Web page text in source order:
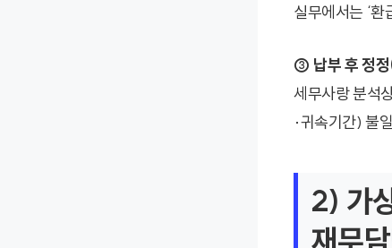
실무에서는 ‘환
③ 납부 후 정정
세무사랑 분석
·귀속기간) 불
2) 가
재무